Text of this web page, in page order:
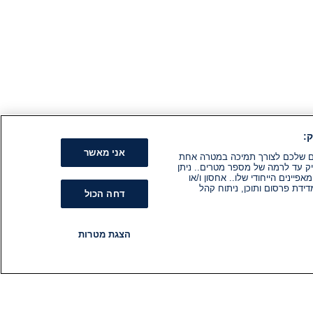
שלכם לצורך תמיכה במטרה אחת
עד לרמה של מספר מטרים.. ניתן
הייחודי שלו.. אחסון ו/או
פרסום ותוכן, ניתוח קהל
אני מאשר
דחה הכול
הצגת מטרות